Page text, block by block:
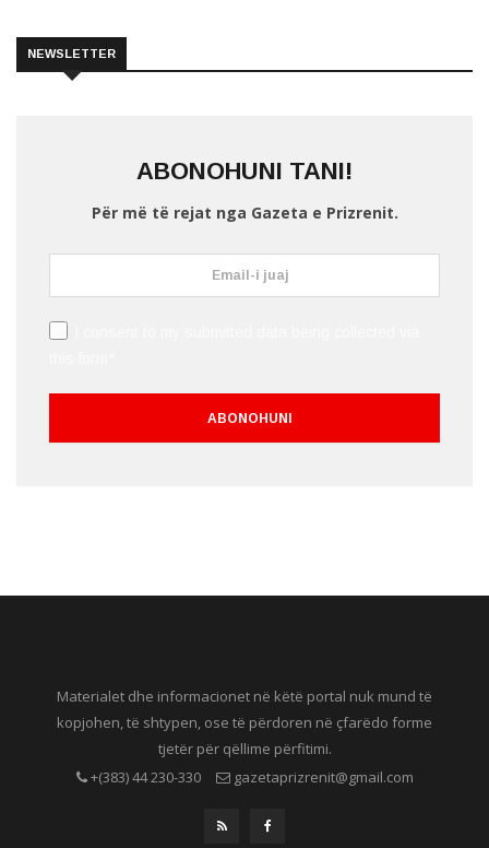
NEWSLETTER
ABONOHUNI TANI!
Për më të rejat nga Gazeta e Prizrenit.
Materialet dhe informacionet në këtë portal nuk mund të
kopjohen, të shtypen, ose të përdoren në çfarëdo forme
tjetër për qëllime përfitimi.
+(383) 44 230-330
gazetaprizrenit@gmail.com